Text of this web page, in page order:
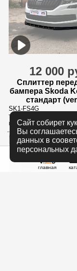
12 000
Сплиттер
бампера Skoda
стандарт
SK1-FS4G
только для
в наличии
главная
Сайт собирет
Вы
данных в
персональных